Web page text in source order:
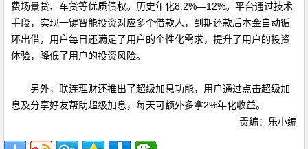
费场景贷、车贷等优质债权。历史年化8.2%—12%。平台通过技术
手段，实现一键智能投资对应多个借款人，到期还款后本金自动循
环出借，用户每日还满足了用户的个性化需求，提升了用户的投资
体验，降低了用户的投资风险。
另外，联连理财还推出了超级加息功能，用户通过点击超级加
息及分享好友帮助超级加息，每天可额外多拿2%年化收益。
责编：乐小编